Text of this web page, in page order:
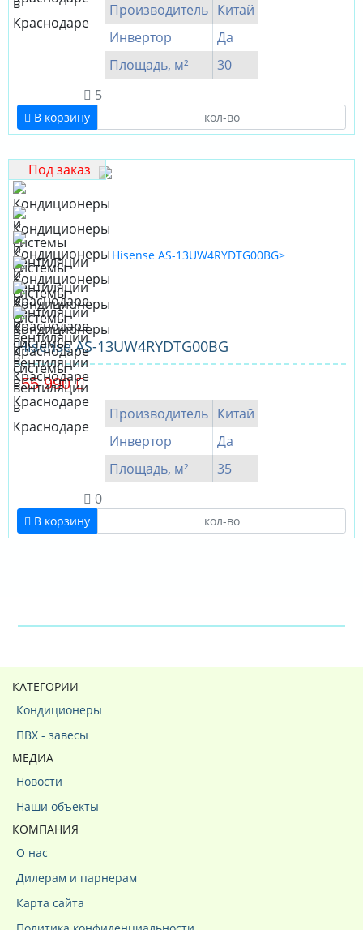
Производитель Китай
Инвертор
Да
Площадь, м²
30
5
В корзину
Под заказ
Hisense AS-13UW4RYDTG00BG
55 990
Производитель Китай
Инвертор
Да
Площадь, м²
35
0
В корзину
КАТЕГОРИИ
Кондиционеры
ПВХ - завесы
МЕДИА
Новости
Наши объекты
КОМПАНИЯ
О нас
Дилерам и парнерам
Карта сайта